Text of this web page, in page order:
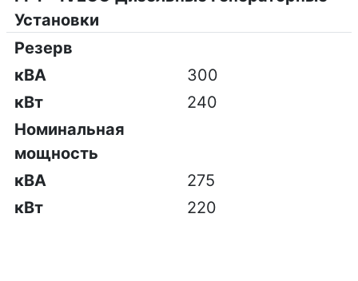
Установки
Резерв
кВА
300
кВт
240
Номинальная
мощность
кВА
275
кВт
220